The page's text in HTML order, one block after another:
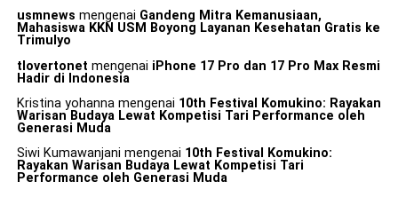
usmnews mengenai Gandeng Mitra Kemanusiaan,
Mahasiswa KKN USM Boyong Layanan Kesehatan Gratis ke
Trimulyo
tlovertonet mengenai iPhone 17 Pro dan 17 Pro Max Resmi
Hadir di Indonesia
Kristina yohannamengenai 10th Festival Komukino: Rayakan
Warisan Budaya Lewat Kompetisi Tari Performance oleh
Generasi Muda
Siwi Kumawanjani mengenai 10th Festival Komukino:
Rayakan Warisan Budaya Lewat Kompetisi Tari
Performance oleh Generasi Muda